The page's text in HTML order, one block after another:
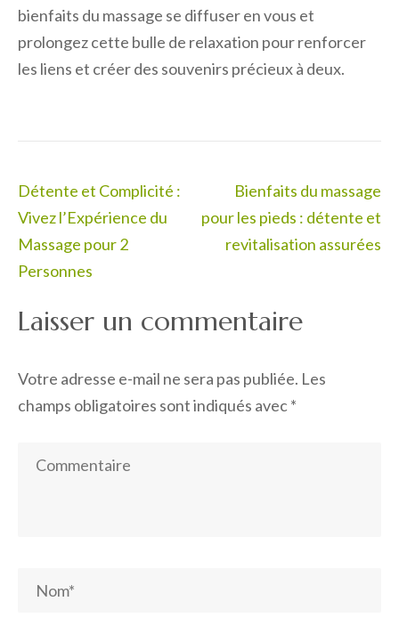
bienfaits du massage se diffuser en vous et
prolongez cette bulle de relaxation pour renforcer
les liens et créer des souvenirs précieux à deux.
Navigation
de
l’article
Détente et Complicité :
Vivez l’Expérience du
Massage pour 2
Personnes
Bienfaits du massage
pour les pieds : détente et
revitalisation assurées
Laisser un commentaire
Votre adresse e-mail ne sera pas publiée. Les
champs obligatoires sont indiqués avec*